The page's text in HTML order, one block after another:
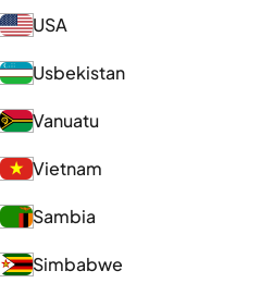
USA
Usbekistan
Vanuatu
Vietnam
Sambia
Simbabwe